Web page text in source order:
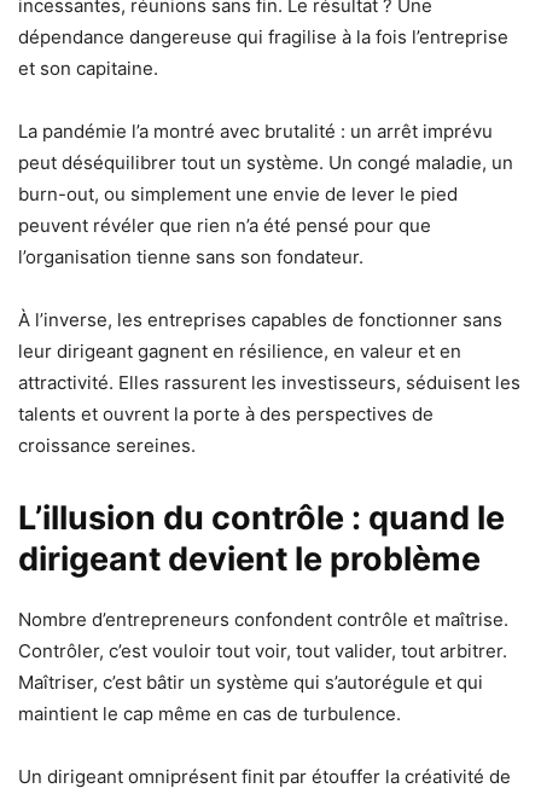
incessantes, réunions sans fin. Le résultat ? Une
dépendance dangereuse qui fragilise à la fois l’entreprise
et son capitaine.
La pandémie l’a montré avec brutalité : un arrêt imprévu
peut déséquilibrer tout un système. Un congé maladie, un
burn-out, ou simplement une envie de lever le pied
peuvent révéler que rien n’a été pensé pour que
l’organisation tienne sans son fondateur.
À l’inverse, les entreprises capables de fonctionner sans
leur dirigeant gagnent en résilience, en valeur et en
attractivité. Elles rassurent les investisseurs, séduisent les
talents et ouvrent la porte à des perspectives de
croissance sereines.
L’illusion du contrôle : quand le
dirigeant devient le problème
Nombre d’entrepreneurs confondent contrôle et maîtrise.
Contrôler, c’est vouloir tout voir, tout valider, tout arbitrer.
Maîtriser, c’est bâtir un système qui s’autorégule et qui
maintient le cap même en cas de turbulence.
Un dirigeant omniprésent finit par étouffer la créativité de